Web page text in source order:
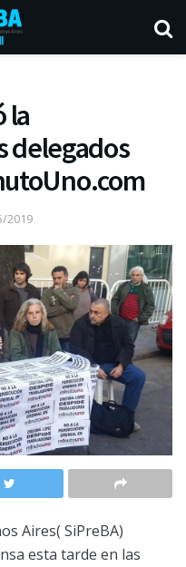
la
delegados
2019
Aires( SiPreBA)
esta tarde en las